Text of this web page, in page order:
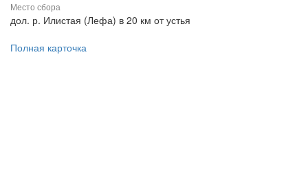
Место сбора
дол. р. Илистая (Лефа) в 20 км от устья
Полная карточка